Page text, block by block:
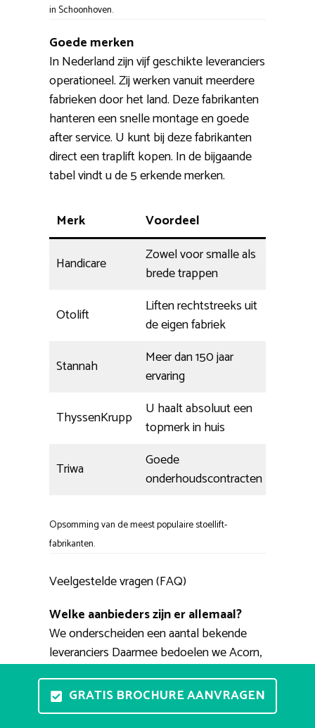
in Schoonhoven.
Goede merken
In Nederland zijn vijf geschikte leveranciers
operationeel. Zij werken vanuit meerdere
fabrieken door het land. Deze fabrikanten
hanteren een snelle montage en goede
after service. U kunt bij deze fabrikanten
direct een traplift kopen. In de bijgaande
tabel vindt u de 5 erkende merken.
Merk Voordeel
Handicare
Zowel voor smalle als
brede trappen
Otolift
Liften rechtstreeks uit
de eigen fabriek
Stannah
Meer dan 150 jaar
ervaring
ThyssenKrupp
U haalt absoluut een
topmerk in huis
Triwa
Goede
onderhoudscontracten
Opsomming van de meest populaire stoellift-
fabrikanten.
Veelgestelde vragen (FAQ)
Welke aanbieders zijn er allemaal?
We onderscheiden een aantal bekende
leveranciers Daarmee bedoelen we Acorn,
Stannah. Ook zijn er nog wat minder
bekende merken als Minivator, Heymer,
GRATIS BROCHURE AANVRAGEN